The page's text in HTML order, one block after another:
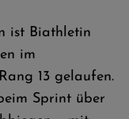
ist Biathletin
im
13 gelaufen.
Sprint über